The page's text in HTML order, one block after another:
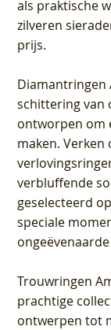
als praktische
zilveren
prijs.
Diamantringen
schittering van
ontworpen om
maken.
verbluffende
geselecteerd
speciale
Trouwringen
prachtige
ontwerpen tot